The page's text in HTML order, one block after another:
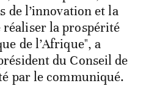
de l’innovation et la
la prospérité
de l’Afrique", a
du Conseil de
par le communiqué.